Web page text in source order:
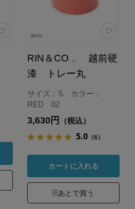
RIN＆CO． 越前硬
漆 トレー丸
サイズ：S カラー：
RED 02
3,630円 （税込）
5.0（6）
カートに入れる
あとで買う